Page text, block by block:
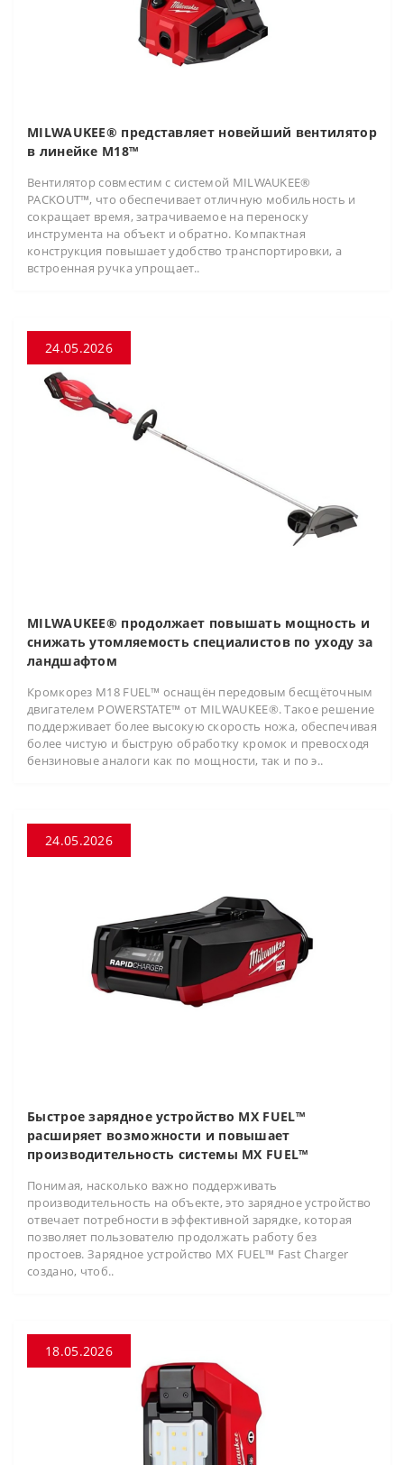
MILWAUKEE® представляет новейший вентилятор
в линейке M18™
Вентилятор совместим с системой MILWAUKEE®
PACKOUT™, что обеспечивает отличную мобильность и
сокращает время, затрачиваемое на переноску
инструмента на объект и обратно. Компактная
конструкция повышает удобство транспортировки, а
встроенная ручка упрощает..
24.05.2026
MILWAUKEE® продолжает повышать мощность и
снижать утомляемость специалистов по уходу за
ландшафтом
Кромкорез M18 FUEL™ оснащён передовым бесщёточным
двигателем POWERSTATE™ от MILWAUKEE®. Такое решение
поддерживает более высокую скорость ножа, обеспечивая
более чистую и быструю обработку кромок и превосходя
бензиновые аналоги как по мощности, так и по э..
24.05.2026
Быстрое зарядное устройство MX FUEL™
расширяет возможности и повышает
производительность системы MX FUEL™
Понимая, насколько важно поддерживать
производительность на объекте, это зарядное устройство
отвечает потребности в эффективной зарядке, которая
позволяет пользователю продолжать работу без
простоев. Зарядное устройство MX FUEL™ Fast Charger
создано, чтоб..
18.05.2026